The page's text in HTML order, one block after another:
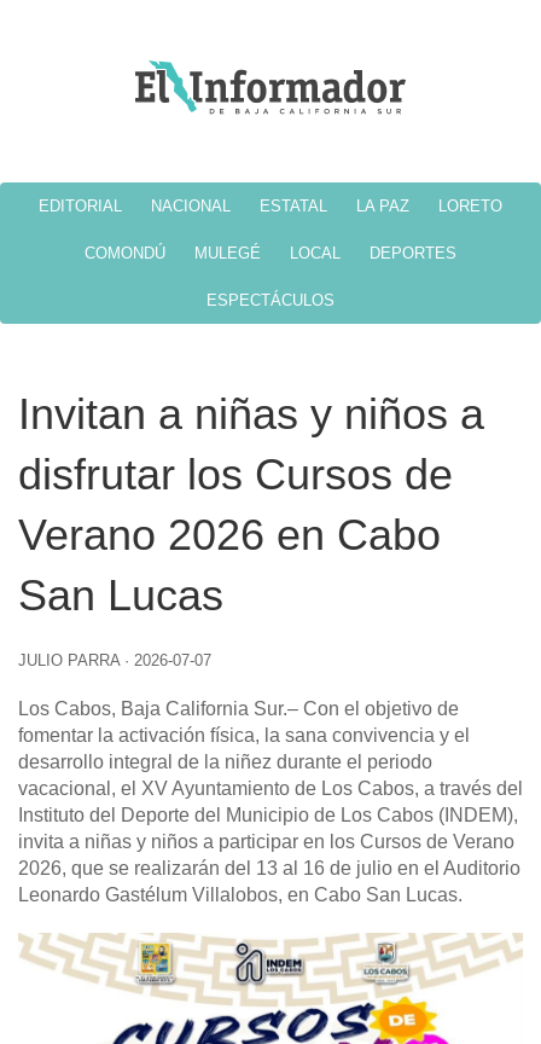
EDITORIAL NACIONAL ESTATAL LA PAZ LORETO
COMONDÚ MULEGÉ LOCAL DEPORTES
ESPECTÁCULOS
Invitan a niñas y niños a
disfrutar los Cursos de
Verano 2026 en Cabo
San Lucas
JULIO PARRA · 2026-07-07
Los Cabos, Baja California Sur.– Con el objetivo de
fomentar la activación física, la sana convivencia y el
desarrollo integral de la niñez durante el periodo
vacacional, el XV Ayuntamiento de Los Cabos, a través del
Instituto del Deporte del Municipio de Los Cabos (INDEM),
invita a niñas y niños a participar en los Cursos de Verano
2026, que se realizarán del 13 al 16 de julio en el Auditorio
Leonardo Gastélum Villalobos, en Cabo San Lucas.